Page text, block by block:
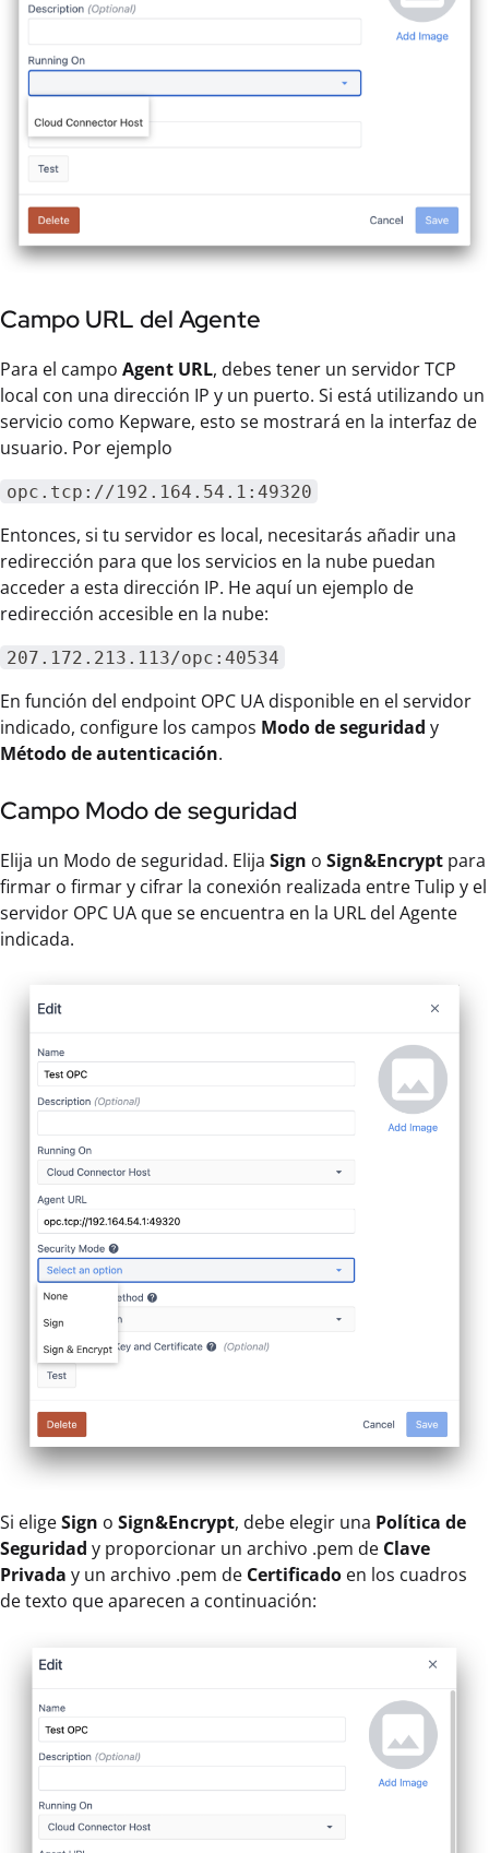
Campo URL del Agente
Para el campo Agent URL, debes tener un servidor TCP
local con una dirección IP y un puerto. Si está utilizando un
servicio como Kepware, esto se mostrará en la interfaz de
usuario. Por ejemplo
opc.tcp://192.164.54.1:49320
Entonces, si tu servidor es local, necesitarás añadir una
redirección para que los servicios en la nube puedan
acceder a esta dirección IP. He aquí un ejemplo de
redirección accesible en la nube:
207.172.213.113/opc:40534
En función del endpoint OPC UA disponible en el servidor
indicado, configure los campos Modo de seguridad y
Método de autenticación.
Campo Modo de seguridad
Elija un Modo de seguridad. Elija Sign o Sign&Encrypt para
firmar o firmar y cifrar la conexión realizada entre Tulip y el
servidor OPC UA que se encuentra en la URL del Agente
indicada.
Si eligeSign o Sign&Encrypt, debe elegir una Política de
Seguridad y proporcionar un archivo .pem de Clave
Privada y un archivo .pem de Certificado en los cuadros
de texto que aparecen a continuación: